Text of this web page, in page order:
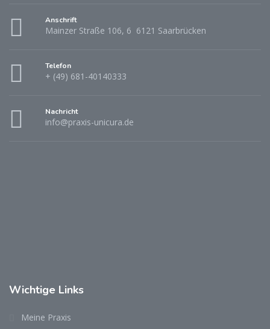
Anschrift
Mainzer Straße 106, 6 6121 Saarbrücken
Telefon
+ (49) 681-40140333
Nachricht
info@praxis-unicura.de
Wichtige Links
Meine Praxis